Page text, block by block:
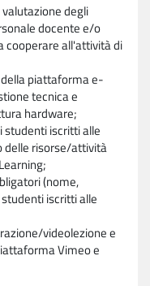
degli
docente e/o
cooperare all'attività di
piattaforma e-
tecnica e
hardware;
studenti iscritti alle
delle risorse/attività
(nome,
iscritti alle
videolezione e
Vimeo e